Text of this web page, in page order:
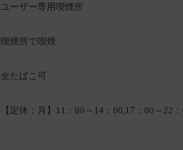
ユーザー専用喫煙所
喫煙所で喫煙
全たばこ可
【定休：月】11：00～14：00,17：00～22